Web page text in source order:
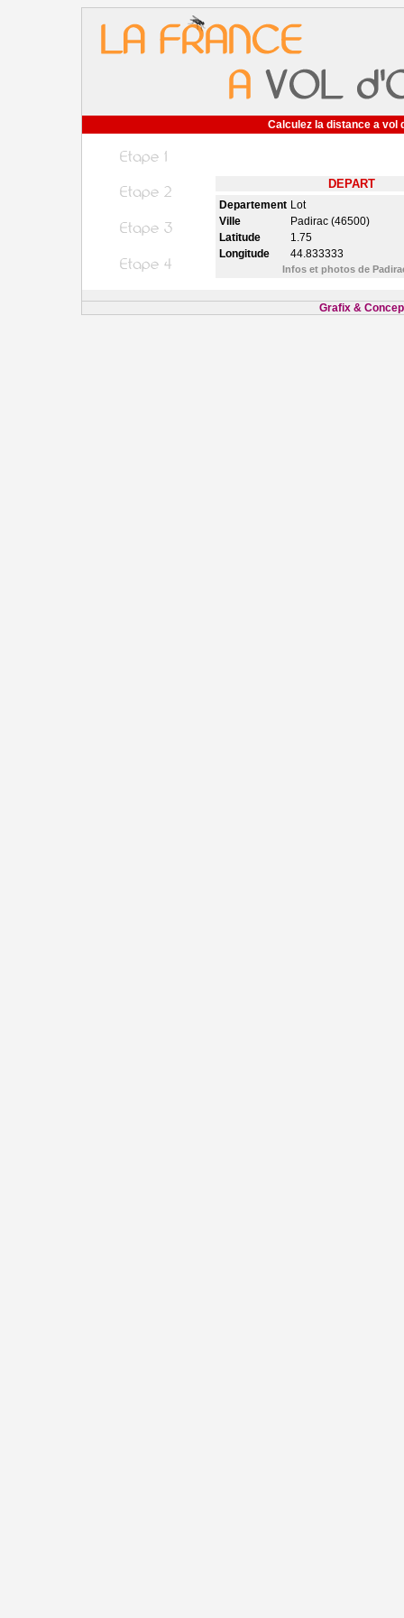
Calculez la distance a vol
DEPART
Departement Lot
Ville
Padirac (46500)
Latitude
1.75
Longitude
44.833333
Infos et photos de
Grafix &